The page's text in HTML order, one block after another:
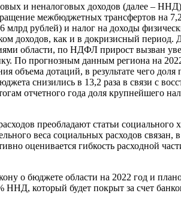
и неналоговых доходов (далее –
межбюджетных трансфертов на
млрд рублей) и налог на доходы
доходов, как и в докризисный период.
области, по НДФЛ прирост вызван
По прогнозным данным региона на
объема дотаций, в результате чего доля
снизились в 13,2 раза в связи с
отчетного года доля крупнейшего
преобладают статьи социального
веса социальных расходов связан,
оценивается гибкость расходной
о бюджете области на 2022 год и
который будет покрыт за счет